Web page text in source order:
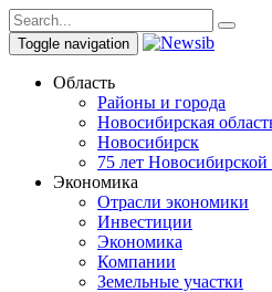
Toggle navigation
Область
Районы и города
Новосибирская
Новосибирск
75 лет Новосибирской
Экономика
Отрасли экономики
Инвестиции
Экономика
Компании
Земельные участки